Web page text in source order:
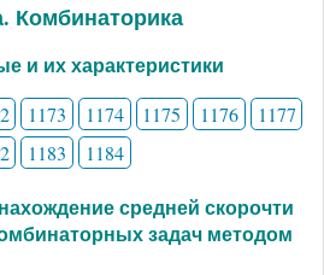
Комбинаторика
и их характеристики
1173 1174 1175 1176
1177
1183 1184
средней скорочти
задач методом